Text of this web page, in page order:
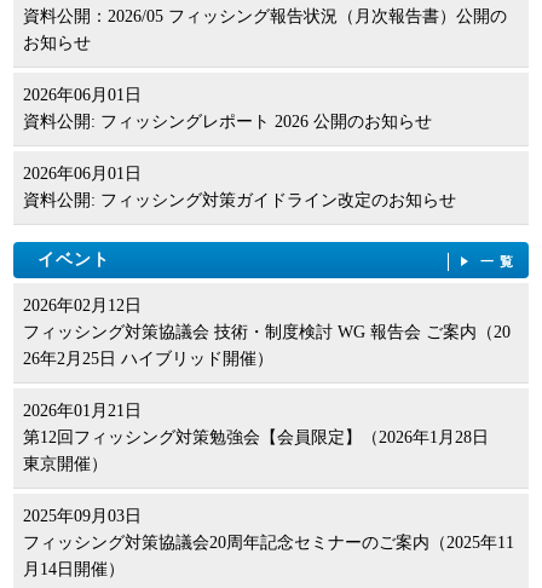
資料公開：2026/05 フィッシング報告状況（月次報告書）公開の
お知らせ
2026年06月01日
資料公開: フィッシングレポート 2026 公開のお知らせ
2026年06月01日
資料公開: フィッシング対策ガイドライン改定のお知らせ
イベント 一覧
2026年02月12日
フィッシング対策協議会 技術・制度検討 WG 報告会 ご案内（20
26年2月25日 ハイブリッド開催）
2026年01月21日
第12回フィッシング対策勉強会【会員限定】（2026年1月28日
東京開催）
2025年09月03日
フィッシング対策協議会20周年記念セミナーのご案内（2025年11
月14日開催）